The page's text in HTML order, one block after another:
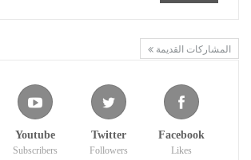
المشاركات القديمة
Facebook
Likes
Twitter
Followers
Youtube
Subscribers